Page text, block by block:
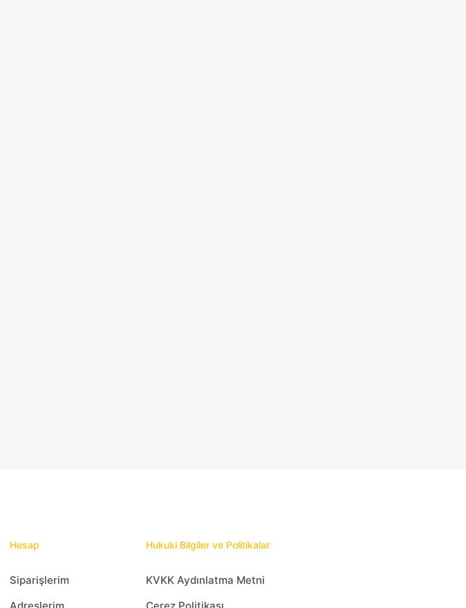
Hesap
Siparişlerim
Hukuki Bilgiler ve Politikalar
KVKK Aydınlatma Metni